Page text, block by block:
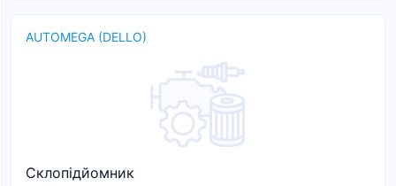
AUTOMEGA (DELLO)
Склопідйомник